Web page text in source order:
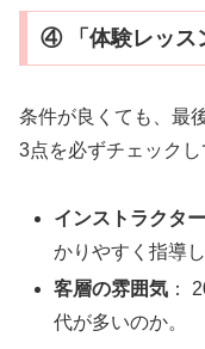
④ 「体験レッス
条件が良くても、最
3点を必ずチェックし
インストラクタ
かりやすく指導
客層の雰囲気 ：
代が多いのか。